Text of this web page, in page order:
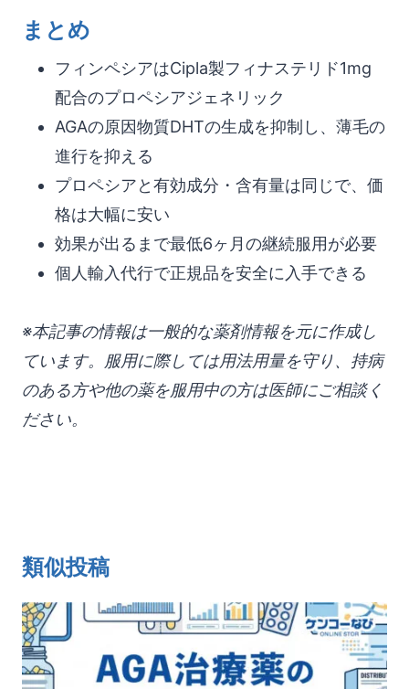
まとめ
フィンペシアはCipla製フィナステリド1mg
配合のプロペシアジェネリック
AGAの原因物質DHTの生成を抑制し、薄毛の
進行を抑える
プロペシアと有効成分・含有量は同じで、価
格は大幅に安い
効果が出るまで最低6ヶ月の継続服用が必要
個人輸入代行で正規品を安全に入手できる
※本記事の情報は一般的な薬剤情報を元に作成し
ています。服用に際しては用法用量を守り、持病
のある方や他の薬を服用中の方は医師にご相談く
ださい。
類似投稿